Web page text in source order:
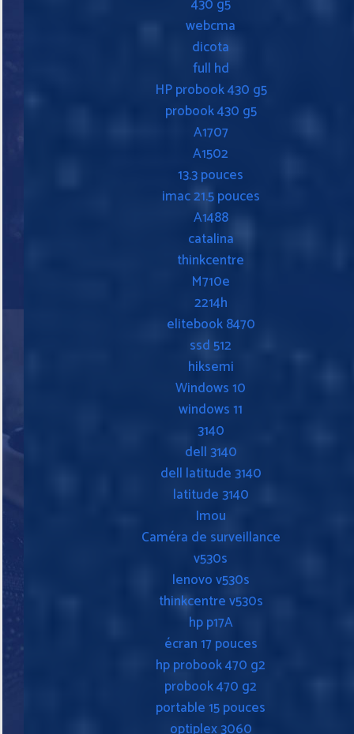
430 g5
webcma
dicota
full hd
HP probook 430 g5
probook 430 g5
A1707
A1502
13.3 pouces
imac 21.5 pouces
A1488
catalina
thinkcentre
M710e
2214h
elitebook 8470
ssd 512
hiksemi
Windows 10
windows 11
3140
dell 3140
dell latitude 3140
latitude 3140
Imou
Caméra de surveillance
v530s
lenovo v530s
thinkcentre v530s
hp p17A
écran 17 pouces
hp probook 470 g2
probook 470 g2
portable 15 pouces
optiplex 3060